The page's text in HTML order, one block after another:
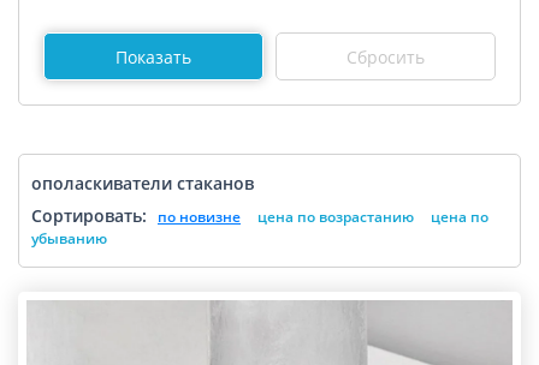
ополаскиватели стаканов
Сортировать:
по новизне цена по возрастанию
цена по
убыванию